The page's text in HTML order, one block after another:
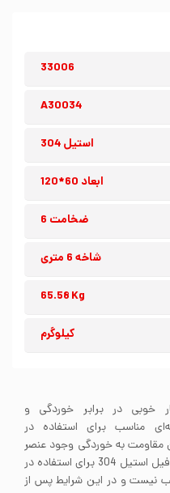
33006
A30034
استیل 304
ابعاد 60*120
ضخامت 6
شاخه 6 متری
65.58 Kg
کیلوگرم
مقاومت بسیار خوبی در برابر خوردگی و
مناسب برای استفاده در
مقاومت به خوردگی وجود عنصر
کروم در ساختار این آلیاژ است. اما پروفیل استیل 304 برای استفاده در
نیست و در این شرایط پس از